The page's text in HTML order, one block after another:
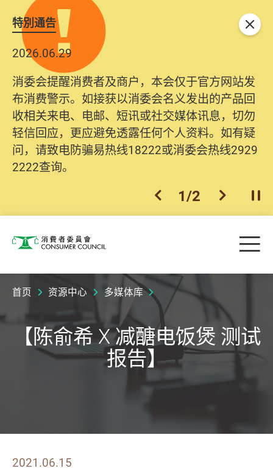
特別通告
2026.06.29
消委会提醒消费者及商户，本会仅于官方网站发
布消费警示。如接获以消委会名义发出的产品回
收相关来电、电邮、短讯或社交媒体讯息，切勿
轻信回应，更应避免透露任何个人资料。如有疑
问，请致电防骗易热线18222或消委会热线2929
2222查询。
上一个
1/2 下一个开
关闭
消费者委员会 目
首页 资源中心 多媒体库
【陈俞希 X 减醣电饭煲 测试
报告】
2021.06.15